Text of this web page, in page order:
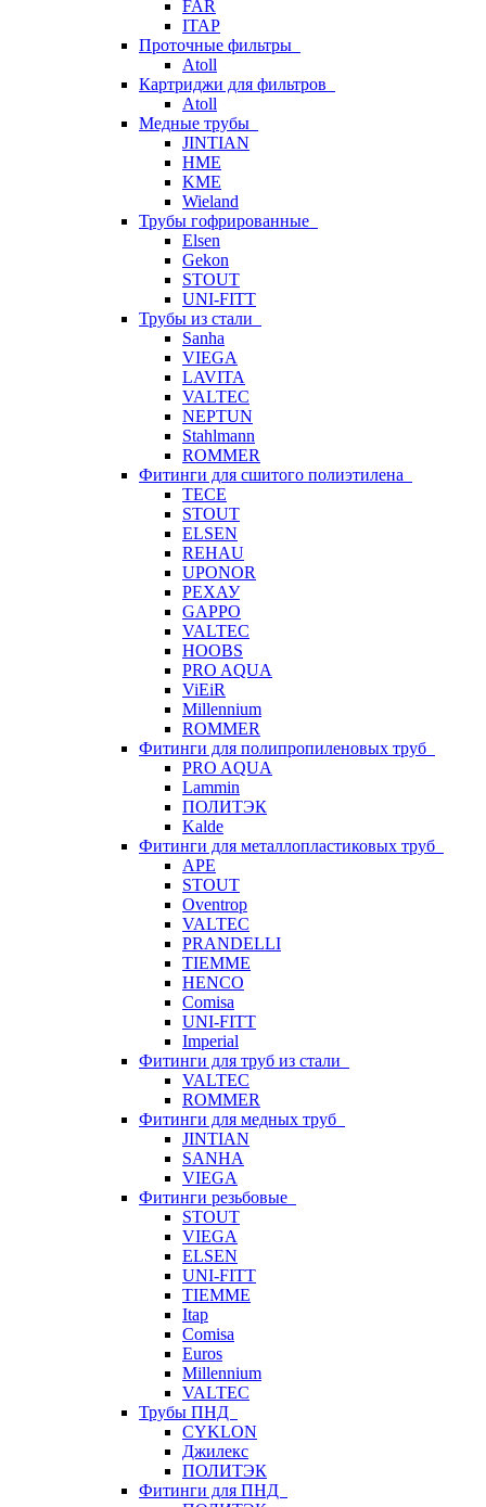
FAR
ITAP
Проточные фильтры
Atoll
Картриджи для фильтров
Atoll
Медные трубы
JINTIAN
HME
KME
Wieland
Трубы гофрированные
Elsen
Gekon
STOUT
UNI-FITT
Трубы из стали
Sanha
VIEGA
LAVITA
VALTEC
NEPTUN
Stahlmann
ROMMER
Фитинги для сшитого полиэтилена
TECE
STOUT
ELSEN
REHAU
UPONOR
РЕХАУ
GAPPO
VALTEC
HOOBS
PRO AQUA
ViEiR
Millennium
ROMMER
Фитинги для полипропиленовых труб
PRO AQUA
Lammin
ПОЛИТЭК
Kalde
Фитинги для металлопластиковых труб
APE
STOUT
Oventrop
VALTEC
PRANDELLI
TIEMME
HENCO
Comisa
UNI-FITT
Imperial
Фитинги для труб из стали
VALTEC
ROMMER
Фитинги для медных труб
JINTIAN
SANHA
VIEGA
Фитинги резьбовые
STOUT
VIEGA
ELSEN
UNI-FITT
TIEMME
Itap
Comisa
Euros
Millennium
VALTEC
Трубы ПНД
CYKLON
Джилекс
ПОЛИТЭК
Фитинги для ПНД